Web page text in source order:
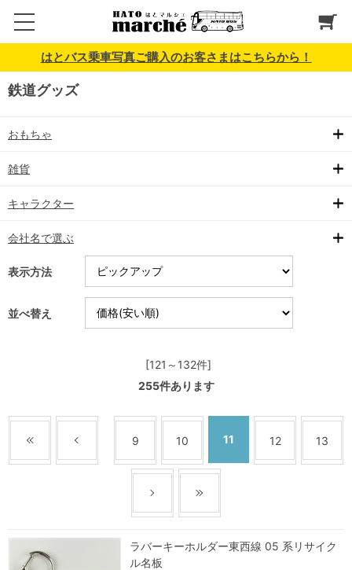
はとバス乗車写真ご購入のお客さまはこちらから！
鉄道グッズ
おもちゃ
雑貨
キャラクター
会社名で選ぶ
表示方法
並べ替え
[121～132件]
255件あります
9 10 11 12 13
ラバーキーホルダー東西線 05 系リサイク
ル名板